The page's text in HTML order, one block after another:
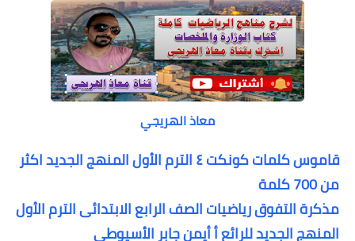
معاذ الهريجي
قاموس كلمات كونكت ٤ الترم الأول المنهج الجديد اكثر
من 700 كلمة
مذكرة التفوق رياضيات الصف الرابع الابتدائى الترم الأول
المنهج الجديد للرائع أ أيمن جابر الأسيوطى